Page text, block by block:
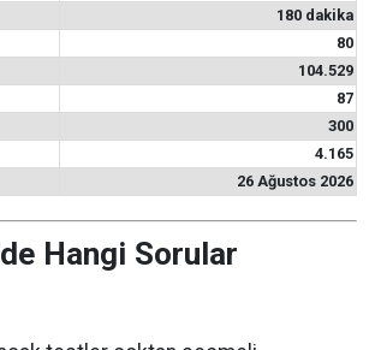
180 dakika
80
104.529
87
300
4.165
26 Ağustos 2026
Hangi Sorular